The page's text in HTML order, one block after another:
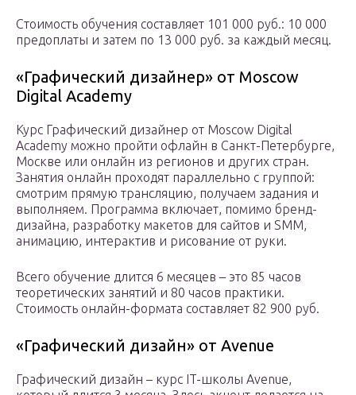
Стоимость обучения составляет 101 000 руб.: 10 000
предоплаты и затем по 13 000 руб. за каждый месяц.
«Графический дизайнер» от Moscow
Digital Academy
Курс Графический дизайнер от Moscow Digital
Academy можно пройти офлайн в Санкт-Петербурге,
Москве или онлайн из регионов и других стран.
Занятия онлайн проходят параллельно с группой:
смотрим прямую трансляцию, получаем задания и
выполняем. Программа включает, помимо бренд-
дизайна, разработку макетов для сайтов и SMM,
анимацию, интерактив и рисование от руки.
Всего обучение длится 6 месяцев – это 85 часов
теоретических занятий и 80 часов практики.
Стоимость онлайн-формата составляет 82 900 руб.
«Графический дизайн» от Avenue
Графический дизайн – курс IT-школы Avenue,